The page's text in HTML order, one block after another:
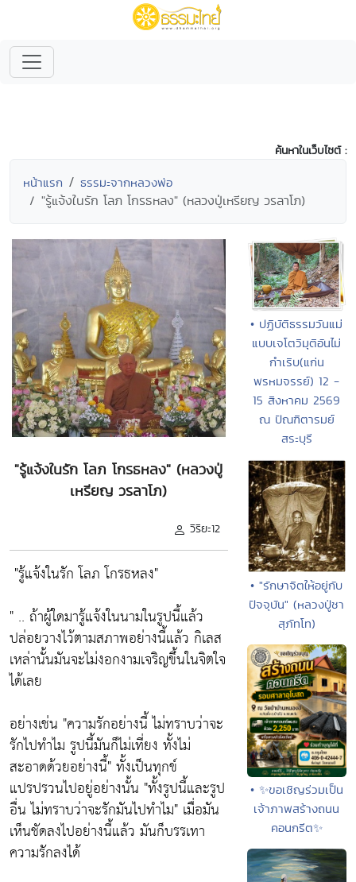
ค้นหาในเว็บไซต์ :
หน้าแรก ธรรมะจากหลวงพ่อ
"รู้แจ้งในรัก โลภ โกรธหลง" (หลวงปู่เหรียญ วรลาโภ)
"รู้แจ้งในรัก โลภ โกรธหลง" (หลวงปู่
เหรียญ วรลาโภ)
วิริยะ12
"รู้แจ้งในรัก โลภ โกรธหลง"
" .. ถ้าผู้ใดมารู้แจ้งในนามในรูปนี้แล้ว
ปล่อยวางไว้ตามสภาพอย่างนี้แล้ว กิเลส
เหล่านั้นมันจะไม่งอกงามเจริญขึ้นในจิตใจ
ได้เลย
อย่างเช่น "ความรักอย่างนี้ ไม่ทราบว่าจะ
รักไปทำไม รูปนี้มันก็ไม่เที่ยง ทั้งไม่
สะอาดด้วยอย่างนี้"ทั้งเป็นทุกข์
แปรปรวนไปอยู่อย่างนั้น "ทั้งรูปนี้และรูป
อื่น ไม่ทราบว่าจะรักมันไปทำไม" เมื่อมัน
เห็นชัดลงไปอย่างนี้แล้ว มันก็บรรเทา
ความรักลงได้
• ปฏิบัติธรรมวันแม่
แบบเจโตวิมุติอันไม่
กำเริบ(แก่น
พรหมจรรย์) 12 -
15 สิงหาคม 2569
ณ ปัณฑิตารมย์
สระบุรี
• "รักษาจิตให้อยู่กับ
ปัจจุบัน" (หลวงปู่ชา
สุภัทโท)
• ✨ขอเชิญร่วมเป็น
เจ้าภาพสร้างถนน
คอนกรีต✨